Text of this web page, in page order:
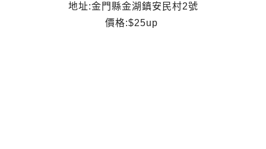
地址:金門縣金湖鎮安民村2號
價格:$25up